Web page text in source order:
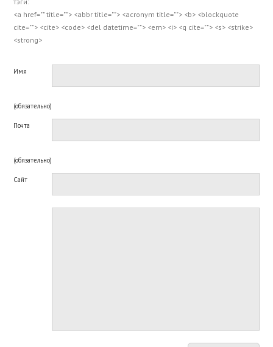
<a href="" title=""> <abbr title=""> <acronym title=""> <b> <blockquote
cite=""> <cite> <code> <del datetime=""> <em> <i> <q cite=""> <s> <strike>
<strong>
Имя
(обязательно)
Почта
(обязательно)
Сайт